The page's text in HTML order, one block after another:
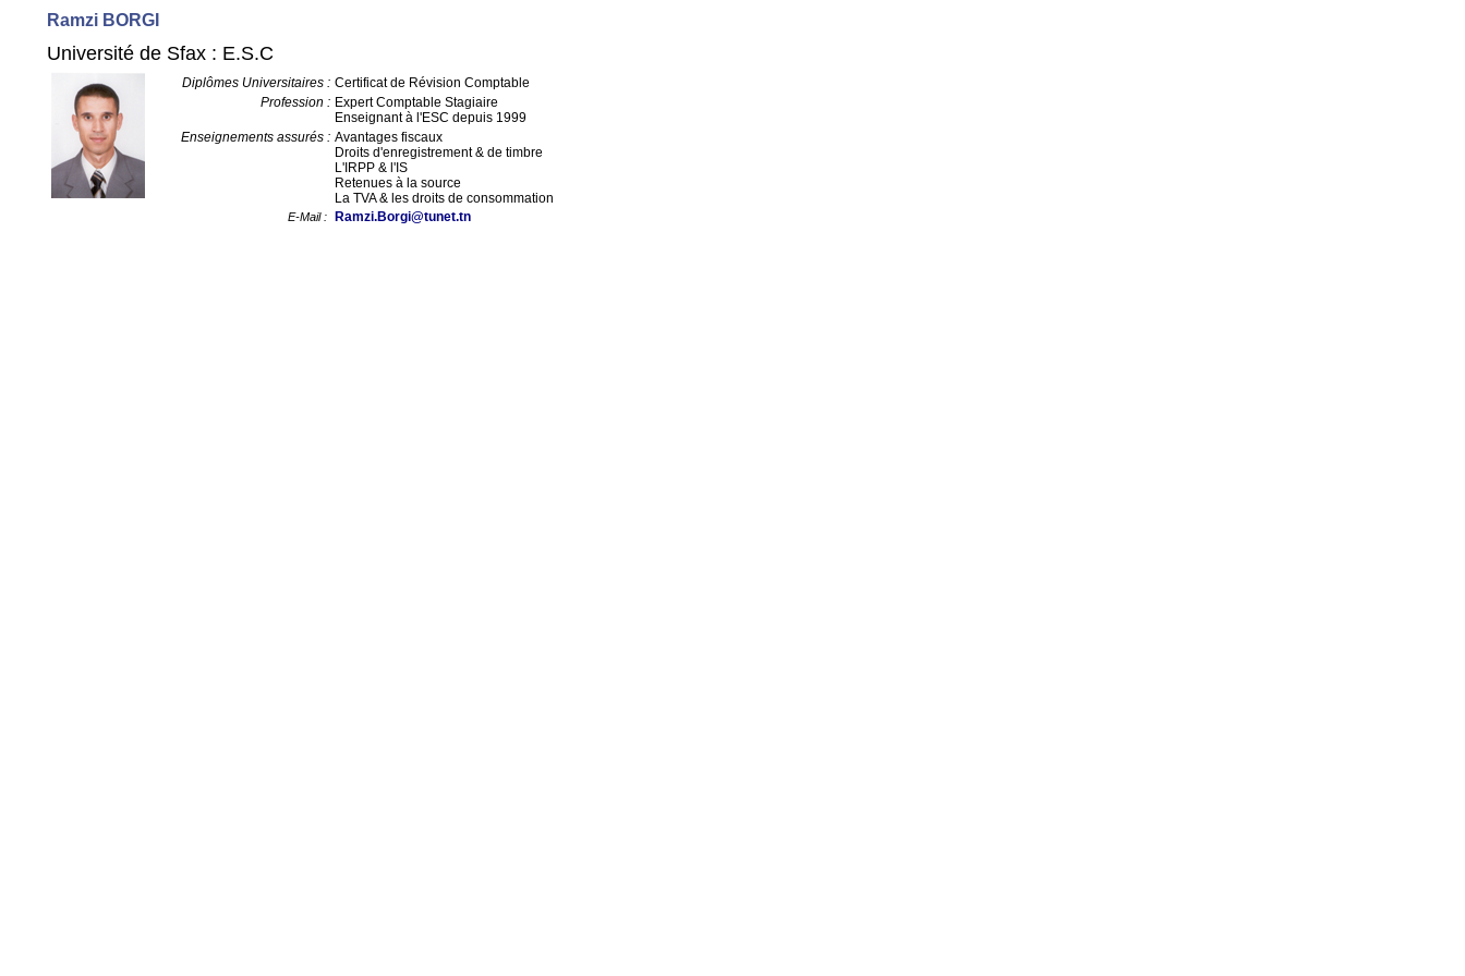
Ramzi BORGI
Université de Sfax : E.S.C
Diplômes Universitaires : Certificat de Révision Comptable
Profession : Expert Comptable Stagiaire
Enseignant à l'ESC depuis 1999
Enseignements assurés : Avantages fiscaux
Droits d'enregistrement & de timbre
L'IRPP & l'IS
Retenues à la source
La TVA & les droits de consommation
E-Mail : Ramzi.Borgi@tunet.tn